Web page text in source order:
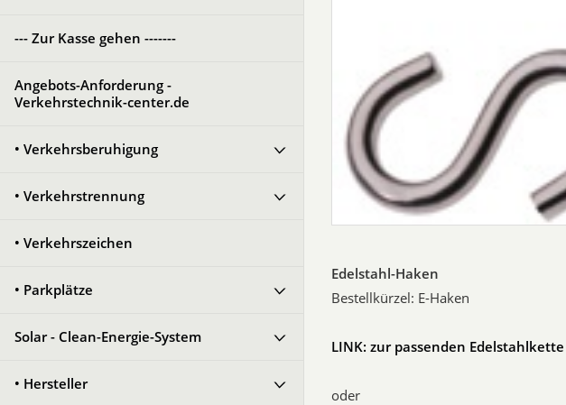
--- Zur Kasse gehen -------
Angebots-Anforderung -
Verkehrstechnik-center.de
• Verkehrsberuhigung
• Verkehrstrennung
• Verkehrszeichen
• Parkplätze
Solar - Clean-Energie-System
• Hersteller
Edelstahl-Haken
Bestellkürzel: E-Haken
LINK: zur passenden Edelstahlkette
oder